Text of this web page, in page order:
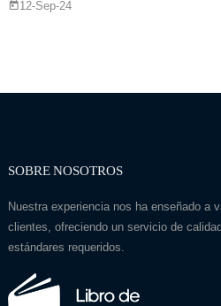
12-Sep-24
SOBRE NOSOTROS
Nuestra experiencia nos ha enseñado a
clientes, ofreciendo un servicio de
estándares requeridos.